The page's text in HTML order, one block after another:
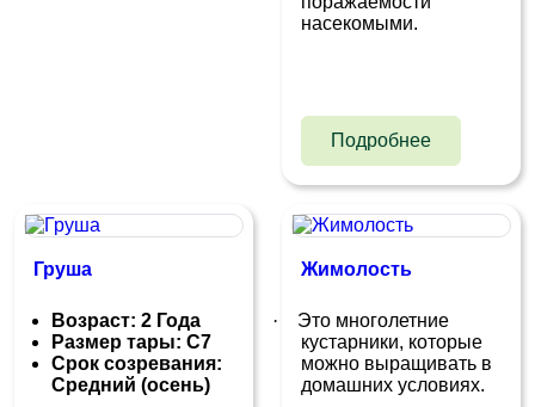
насекомыми.
Подробнее
Груша
Возраст: 2 Года
Размер тары: С7
Срок созревания:
Средний (осень)
Жимолость
·
Это многолетние
кустарники, которые
можно выращивать в
домашних условиях.